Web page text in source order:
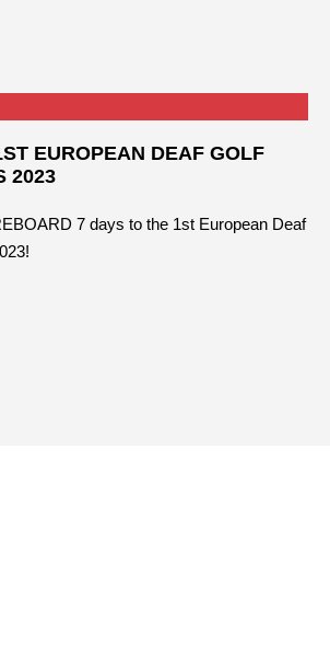
EUROPEAN DEAF GOLF
2023
7 days to the 1st European Deaf